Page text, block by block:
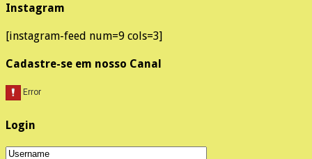
Instagram
[instagram-feed num=9 cols=3]
Cadastre-se em nosso Canal
Login